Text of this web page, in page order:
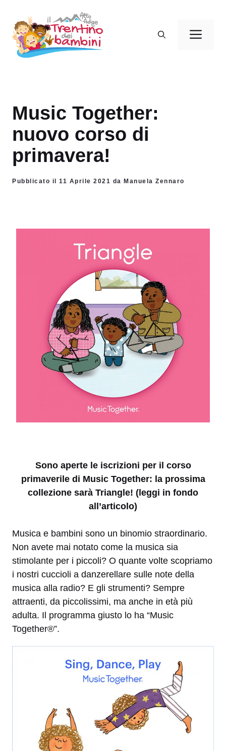
contenuto
Music Together:
nuovo corso di
primavera!
Pubblicato il 11 Aprile 2021 da Manuela Zennaro
Sono aperte le iscrizioni per il corso
primaverile di Music Together: la prossima
collezione sarà Triangle! (leggi in fondo
all’articolo)
Musica e bambini sono un binomio straordinario.
Non avete mai notato come la musica sia
stimolante per i piccoli? O quante volte scopriamo
i nostri cuccioli a danzerellare sulle note della
musica alla radio? E gli strumenti? Sempre
attraenti, da piccolissimi, ma anche in età più
adulta. Il programma giusto lo ha “Music
Together®”.